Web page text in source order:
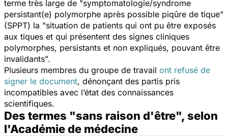
terme très large de "symptomatologie/syndrome
persistant(e) polymorphe après possible piqûre de tique"
(SPPT) la "situation de patients qui ont pu être exposés
aux tiques et qui présentent des signes cliniques
polymorphes, persistants et non expliqués, pouvant être
invalidants".
Plusieurs membres du groupe de travail ont refusé de
signer le document, dénonçant des partis pris
incompatibles avec l’état des connaissances
scientifiques.
Des termes "sans raison d'être", selon
l'Académie de médecine